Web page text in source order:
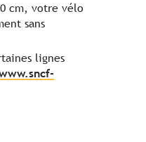
cm, votre vélo
sans
lignes